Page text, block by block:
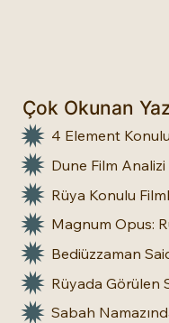
Çok Okunan
Dune Film Analizi
Rüya Konulu
Rüyada Görülen